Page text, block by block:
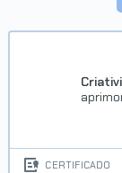
CERTIFICADO